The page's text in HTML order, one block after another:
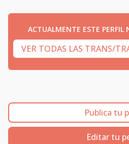
ACTUALMENTE ESTE PERFIL
VER TODAS LAS TRANS/
Publica tu
Editar tu